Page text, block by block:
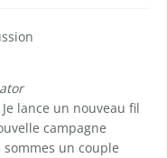
lance un nouveau fil
campagne
sommes un couple